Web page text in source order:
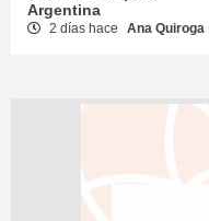
Argentina
2 días hace Ana Quiroga